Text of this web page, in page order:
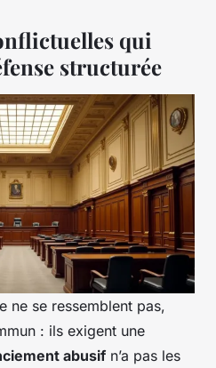
qui
structurée
ne se ressemblent pas,
: ils exigent une
abusif n’a pas les